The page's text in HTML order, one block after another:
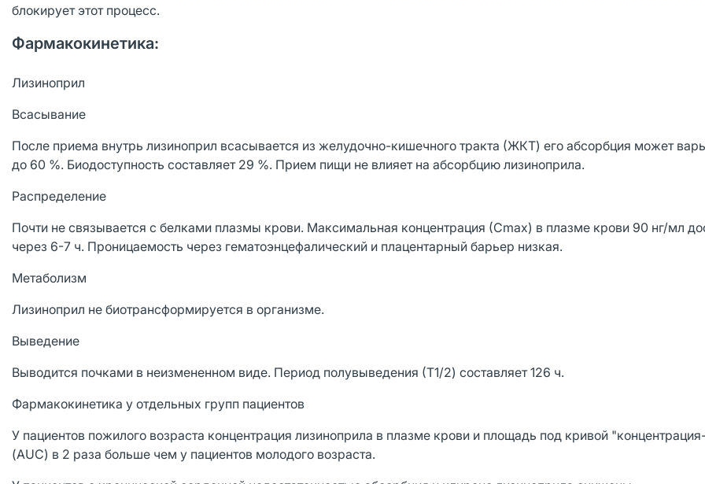
блокирует этот процесс.
Фармакокинетика:
Лизиноприл
Всасывание
После приема внутрь лизиноприл всасывается из желудочно-кишечного тракта (ЖКТ) его абсорбция может
до 60 %. Биодоступность составляет 29 %. Прием пищи не влияет на абсорбцию лизиноприла.
Распределение
Почти не связывается с белками плазмы крови. Максимальная концентрация (Сmах) в плазме крови 90 нг/мл
через 6-7 ч. Проницаемость через гематоэнцефалический и плацентарный барьер низкая.
Метаболизм
Лизиноприл не биотрансформируется в организме.
Выведение
Выводится почками в неизмененном виде. Период полувыведения (Т1/2) составляет 126 ч.
Фармакокинетика у отдельных групп пациентов
У пациентов пожилого возраста концентрация лизиноприла в плазме крови и площадь под кривой
(AUC) в 2 раза больше чем у пациентов молодого возраста.